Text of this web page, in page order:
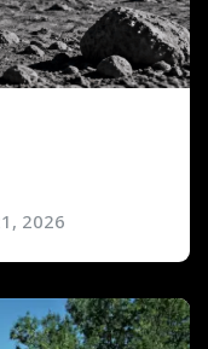
2026